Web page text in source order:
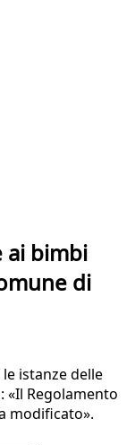
ai bimbi
di
istanze delle
«Il Regolamento
modificato».